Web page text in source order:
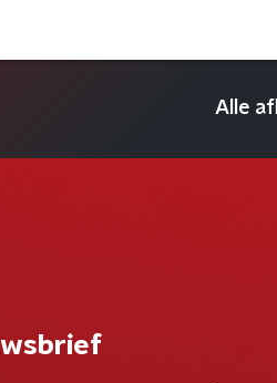
Alle